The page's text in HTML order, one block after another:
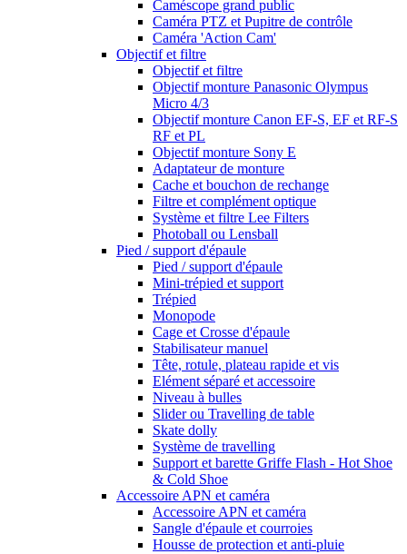
Caméscope grand public
Caméra PTZ et Pupitre de contrôle
Caméra 'Action Cam'
Objectif et filtre
Objectif et filtre
Objectif monture Panasonic Olympus
Micro 4/3
Objectif monture Canon EF-S, EF et RF-S
RF et PL
Objectif monture Sony E
Adaptateur de monture
Cache et bouchon de rechange
Filtre et complément optique
Système et filtre Lee Filters
Photoball ou Lensball
Pied / support d'épaule
Pied / support d'épaule
Mini-trépied et support
Trépied
Monopode
Cage et Crosse d'épaule
Stabilisateur manuel
Tête, rotule, plateau rapide et vis
Elément séparé et accessoire
Niveau à bulles
Slider ou Travelling de table
Skate dolly
Système de travelling
Support et barette Griffe Flash - Hot Shoe
& Cold Shoe
Accessoire APN et caméra
Accessoire APN et caméra
Sangle d'épaule et courroies
Housse de protection et anti-pluie